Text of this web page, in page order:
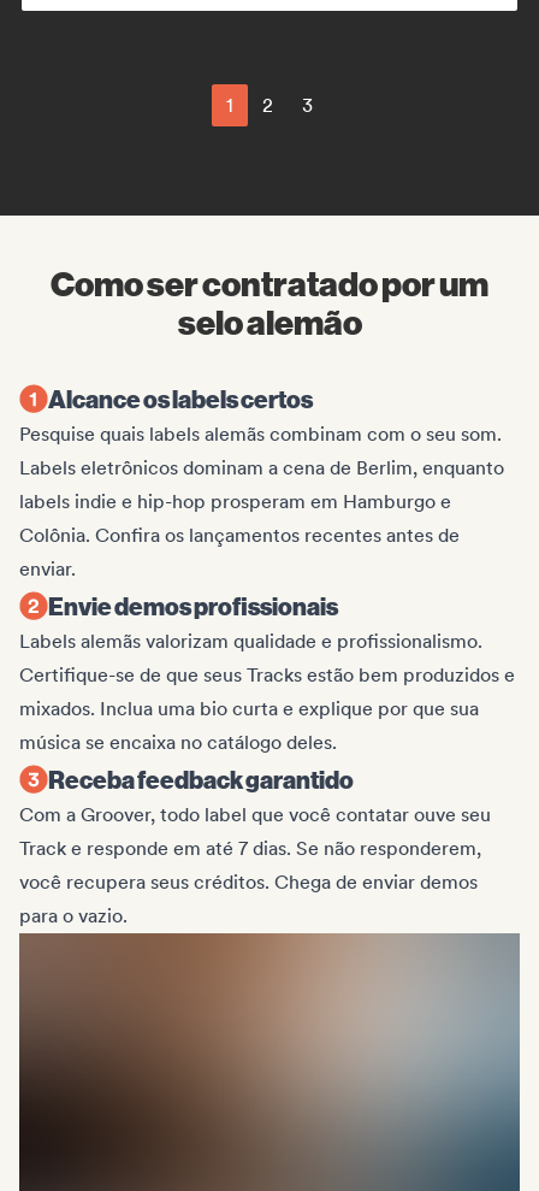
1 2 3
Como ser contratado por um
selo alemão
Alcance os labels certos
Pesquise quais labels alemãs combinam com o seu som.
Labels eletrônicos dominam a cena de Berlim, enquanto
labels indie e hip-hop prosperam em Hamburgo e
Colônia. Confira os lançamentos recentes antes de
enviar.
Envie demos profissionais
Labels alemãs valorizam qualidade e profissionalismo.
Certifique-se de que seus Tracks estão bem produzidos e
mixados. Inclua uma bio curta e explique por que sua
música se encaixa no catálogo deles.
Receba feedback garantido
Com a Groover, todo label que você contatar ouve seu
Track e responde em até 7 dias. Se não responderem,
você recupera seus créditos. Chega de enviar demos
para o vazio.